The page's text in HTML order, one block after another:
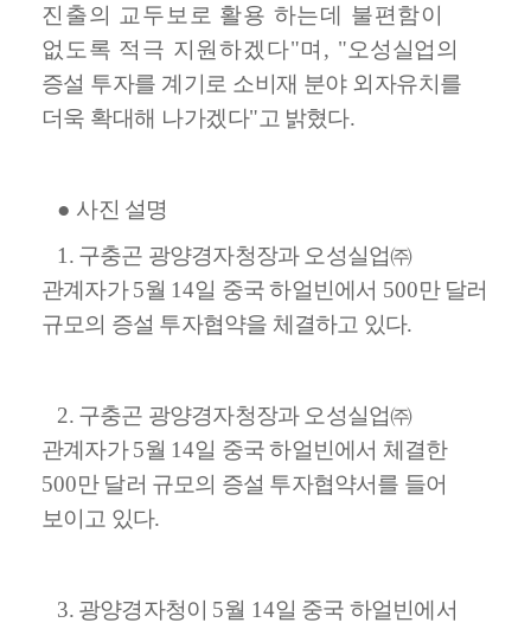
진출의 교두보로 활용 하는데 불편함이
없도록 적극 지원하겠다"며 , "오성실업의
증설 투자를 계기로 소비재 분야 외자유치를
더욱 확대해 나가겠다"고 밝혔다.
● 사진 설명
1. 구충곤 광양경자청장과 오성실업㈜
관계자가5월 14일 중국 하얼빈에서 500만 달러
규모의 증설 투자협약을 체결하고 있다.
2. 구충곤 광양경자청장과 오성실업㈜
관계자가5월 14일 중국 하얼빈에서 체결한
500만 달러 규모의 증설 투자협약서를 들어
보이고 있다.
3. 광양경자청이 5월 14일 중국 하얼빈에서